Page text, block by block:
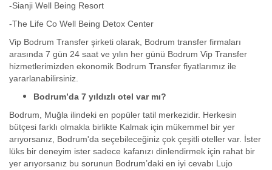
-Sianji Well Being Resort
-The Life Co Well Being Detox Center
Vip Bodrum Transfer şirketi olarak, Bodrum transfer firmaları
arasında 7 gün 24 saat ve yılın her günü Bodrum Vip Transfer
hizmetlerimizden ekonomik Bodrum Transfer fiyatlarımız ile
yararlanabilirsiniz.
Bodrum’da 7 yıldızlı otel var mı?
Bodrum, Muğla ilindeki en popüler tatil merkezidir. Herkesin
bütçesi farklı olmakla birlikte Kalmak için mükemmel bir yer
arıyorsanız, Bodrum'da seçebileceğiniz çok çeşitli oteller var. İster
lüks bir deneyim ister sadece kafanızı dinlendirmek için rahat bir
yer arıyorsanız bu sorunun Bodrum’daki en iyi cevabı Lujo